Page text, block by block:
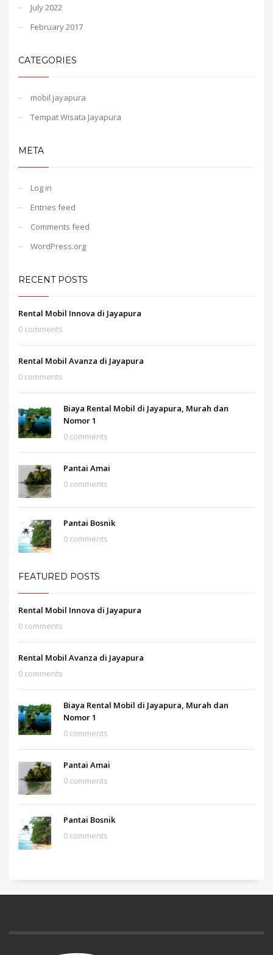
July 2022
February 2017
CATEGORIES
mobil jayapura
Tempat Wisata Jayapura
META
Log in
Entries feed
Comments feed
WordPress.org
RECENT POSTS
Rental Mobil Innova di Jayapura
0 comments
Rental Mobil Avanza di Jayapura
0 comments
Biaya Rental Mobil di Jayapura, Murah dan
Nomor 1
0 comments
Pantai Amai
0 comments
Pantai Bosnik
0 comments
FEATURED POSTS
Rental Mobil Innova di Jayapura
0 comments
Rental Mobil Avanza di Jayapura
0 comments
Biaya Rental Mobil di Jayapura, Murah dan
Nomor 1
0 comments
Pantai Amai
0 comments
Pantai Bosnik
0 comments